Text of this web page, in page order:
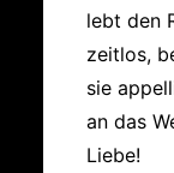
lebt den
zeitlos,
sie
an das
Liebe!